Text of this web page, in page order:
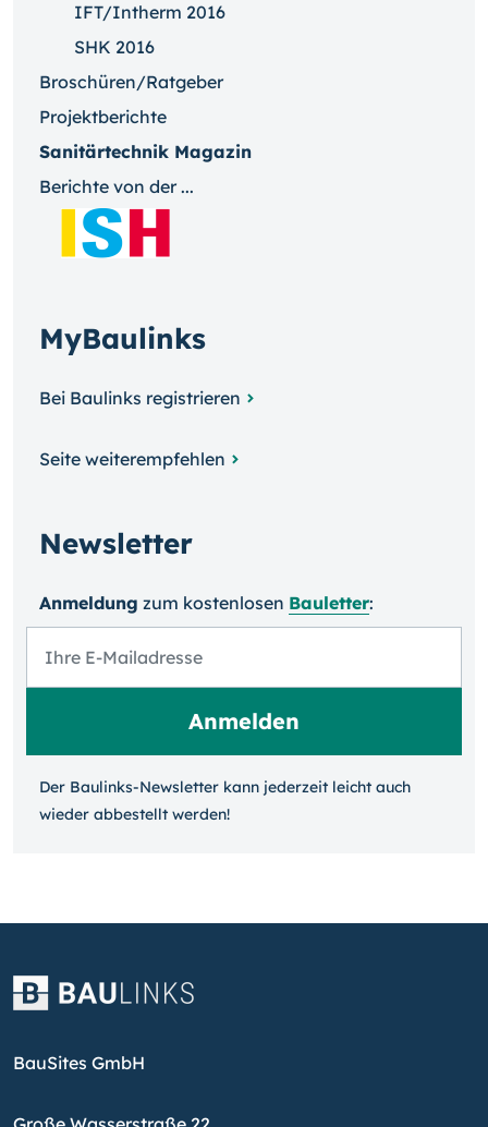
IFT/Intherm 2016
SHK 2016
Broschüren/Ratgeber
Projektberichte
Sanitärtechnik Magazin
Berichte von der ...
MyBaulinks
Bei Baulinks registrieren
Seite weiterempfehlen
Newsletter
Anmeldung zum kosten­losen Bauletter:
Der Baulinks-Newsletter kann jeder­zeit leicht auch
wieder ab­bestellt werden!
BauSites GmbH